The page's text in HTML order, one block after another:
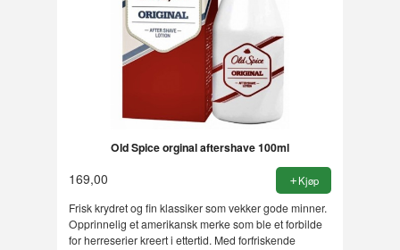
Old Spice orginal aftershave 100ml
169,00 Kjøp
Frisk krydret og fin klassiker som vekker gode minner.
Opprinnelig et amerikansk merke som ble et forbilde
for herreserier kreert i ettertid. Med forfriskende